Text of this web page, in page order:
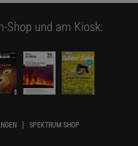
Shop und am Kiosk:
SPEKTRUM SHOP